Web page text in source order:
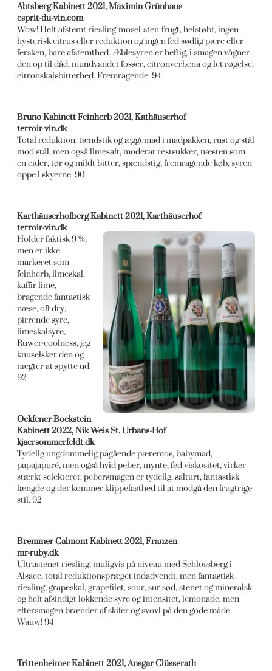
Abtsberg Kabinett 2021, Maximin Grünhaus
esprit-du-vin.com
Wow! Helt afstemt riesling-mosel-sten-frugt, helstøbt, ingen
hysterisk citrus eller reduktion og ingen fed sødlig pære eller
fersken, bare afstemthed. Æblesyren er heftig, i smagen vågner
den op til dåd, mundvandet fosser, citronverbena og let røgelse,
citronskalsbitterhed. Fremragende. 94
Bruno Kabinett Feinherb 2021, Kathäuserhof
terroir-vin.dk
Total reduktion, tændstik og æggemad i madpakken, rust og stål
mod stål, men også limesaft, moderat restsukker, næsten som
en cider, tør og mildt bitter, spændstig, fremragende køb, syren
oppe i skyerne. 90
Karthäuserhofberg Kabinett 2021, Karthäuserhof
terroir-vin.dk
Holder faktisk 9 %,
men er ikke
markeret som
feinherb, limeskal,
kaffir lime,
bragende fantastisk
næse, off dry,
pirrende syre,
limeskalsyre,
Ruwer-coolness, jeg
knuselsker den og
nægter at spytte ud.
92
Ockfener Bockstein
Kabinett 2022, Nik Weis St. Urbans-Hof
kjaersommerfeldt.dk
Tydelig ungdommelig pågående pæremos, babymad,
papajapuré, men også hvid peber, mynte, fed viskositet, virker
stærkt selekteret, pebersmagen er tydelig, salturt, fantastisk
længde og der kommer klippefasthed til at modgå den frugtrige
stil. 92
Bremmer Calmont Kabinett 2021, Franzen
mr-ruby.dk
Ultrastenet riesling, muligvis på niveau med Schlossberg i
Alsace, total reduktionspræget indadvendt, men fantastisk
riesling, grapeskal, grapefilet, sour, sur-sød, stenet og mineralsk
og helt afsindigt lokkende syre og intensitet, lemonade, men
eftersmagen brænder af skifer og svovl på den gode måde.
Wauw! 94
Trittenheimer Kabinett 2021, Ansgar Clüsserath